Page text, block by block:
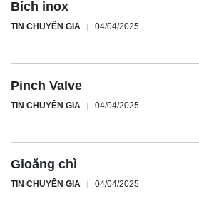
Bích inox
TIN CHUYÊN GIA 04/04/2025
Pinch Valve
TIN CHUYÊN GIA 04/04/2025
Gioăng chì
TIN CHUYÊN GIA 04/04/2025